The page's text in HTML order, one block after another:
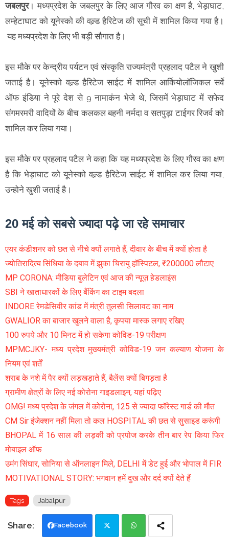
जबलपुर। मध्यप्रदेश के जबलपुर के लिए आज गौरव का क्षण है, भेड़ाघाट,
लम्हेटाघाट को यूनेस्को की वल्र्ड हैरिटेज की सूची में शामिल किया गया है।
यह मध्यप्रदेश के लिए भी बड़ी सौगात है।
इस मौके पर केन्द्रीय पर्यटन एवं संस्कृति राज्यमंत्री प्रहलाद पटैल ने खुशी
जताई है। यूनेस्को वल्र्ड हैरिटेज साईट में शामिल आर्कियोलॉजिकल सर्वे
ऑफ इंडिया ने पूरे देश से 9 नामाकंन भेजे थे, जिसमें भेड़ाघाट में सफेद
संगमरमरी वादियों के बीच कलकल बहनी नर्मदा व सतपुड़ा टाईगर रिजर्व को
शामिल कर लिया गया।
इस मौके पर प्रहलाद पटैल ने कहा कि यह मध्यप्रदेश के लिए गौरव का क्षण
है कि भेड़ाघाट को यूनेस्को वल्र्ड हैरिटेज साईट में शामिल कर लिया गया,
उन्होने खुशी जताई है।
20 मई को सबसे ज्यादा पढ़े जा रहे समाचार
एयर कंडीशनर को छत से नीचे क्यों लगाते हैं, दीवार के बीच में क्यों होता है
ज्योतिरादित्य सिंधिया के दबाव में झुका चिरायु हॉस्पिटल, ₹200000 लौटाए
MP CORONA: मीडिया बुलेटिन एवं आज की न्यूज़ हेडलाइंस
SBI ने खाताधारकों के लिए बैंकिंग का टाइम बदला
INDORE रेमडेसिवीर कांड में मंत्री तुलसी सिलावट का नाम
GWALIOR का बाजार खुलने वाला है, कृपया मास्क लगाए रखिए
100 रुपये और 10 मिनट में हो सकेगा कोविड-19 परीक्षण
MPMCJKY- मध्य प्रदेश मुख्यमंत्री कोविड-19 जन कल्याण योजना के
नियम एवं शर्तें
शराब के नशे में पैर क्यों लड़खड़ाते हैं, बैलेंस क्यों बिगड़ता है
ग्रामीण क्षेत्रों के लिए नई कोरोना गाइडलाइन, यहां पढ़िए
OMG! मध्य प्रदेश के जंगल में कोरोना, 125 से ज्यादा फॉरेस्ट गार्ड की मौत
CM Sir इंजेक्शन नहीं मिला तो कल HOSPITAL की छत से सुसाइड करूंगी
BHOPAL में 16 साल की लड़की को प्रपोज करके तीन बार रेप किया फिर
मोबाइल ऑफ
उमंग सिंघार, सोनिया से ऑनलाइन मिले, DELHI में डेट हुई और भोपाल में FIR
MOTIVATIONAL STORY: भगवान हमें दुख और दर्द क्यों देते हैं
Tags Jabalpur
Facebook